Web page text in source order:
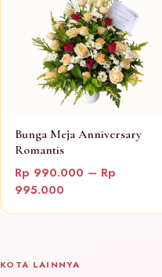
Bunga Meja Anniversary
Romantis
Rp 990.000 – Rp
995.000
KOTA LAINNYA